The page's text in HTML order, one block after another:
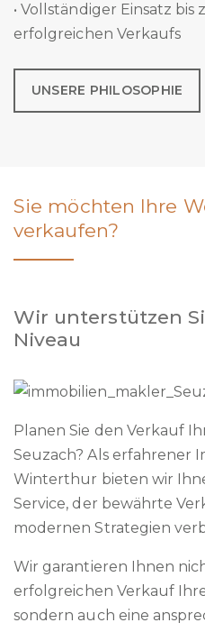
• Vollständiger Einsatz bis
erfolgreichen Verkaufs
UNSERE PHILOSOPHIE
Sie möchten Ihre
verkaufen?
Wir unterstützen
Niveau
Planen Sie den Verkauf
Seuzach? Als erfahrener
Winterthur bieten wir
Service, der bewährte
modernen Strategien
Wir garantieren Ihnen
erfolgreichen Verkauf
sondern auch eine